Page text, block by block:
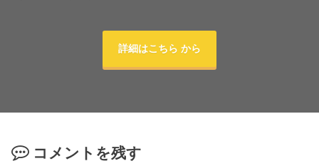
詳細はこちら から
コメントを残す